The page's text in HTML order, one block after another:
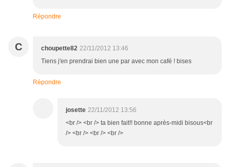
Répondre
C choupette82 22/11/2012 13:46
Tiens j'en prendrai bien une par avec mon café ! bises
Répondre
josette 22/11/2012 13:56
<br /> <br /> ta bien fait!! bonne après-midi bisous<br
/> <br /> <br /> <br />